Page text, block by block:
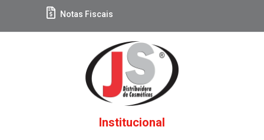
Notas Fiscais
Institucional